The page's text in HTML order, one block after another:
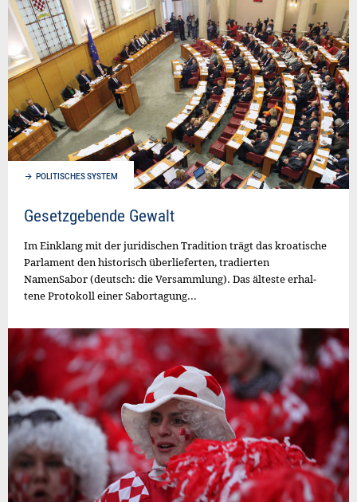
POLITISCHES SYSTEM
Gesetzgebende Gewalt
Im Einklang mit der juridischen Tradition trägt das kroatische
Parlament den historisch überlieferten, tradierten
NamenSabor (deutsch: die Versammlung). Das älteste erhal­
tene Protokoll einer Sabortagung...